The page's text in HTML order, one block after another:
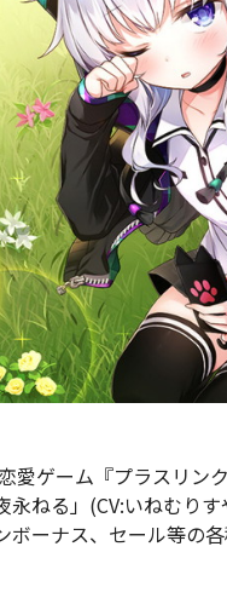
愛ゲーム『プラスリン
永ねる」(CV:いねむり
ボーナス、セール等の